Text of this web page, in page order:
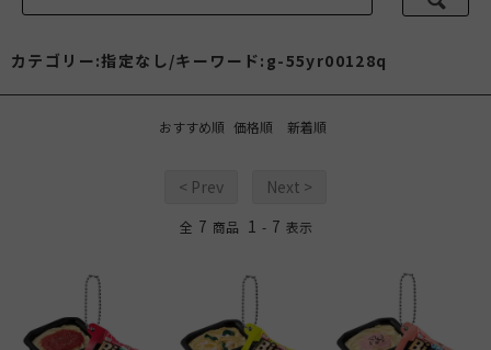
カテゴリー:指定なし/キーワード:g-55yr00128q
おすすめ順 価格順 新着順
< Prev Next >
全 7 商品 1 - 7 表示